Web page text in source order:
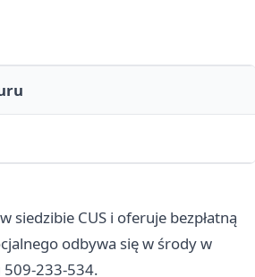
siedzibie CUS i oferuje bezpłatną
odbywa się w środy w
233-534.